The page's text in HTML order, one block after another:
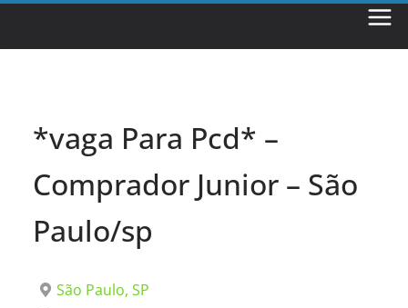
*vaga Para Pcd* –
Comprador Junior – São
Paulo/sp
São Paulo, SP